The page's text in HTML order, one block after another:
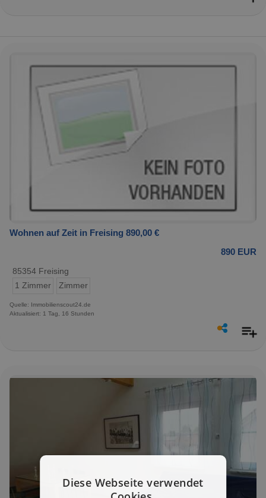
Wohnen auf Zeit in Freising 890,00 €
890 EUR
85354 Freising
1 Zimmer
Zimmer
Quelle: Immobilienscout24.de
Aktualisiert: 1 Tag, 16 Stunden
Diese Webseite verwendet